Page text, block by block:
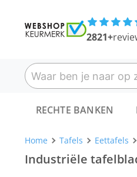
2821+
RECHTE BANKEN
Home Tafels Eettafels
Industriële